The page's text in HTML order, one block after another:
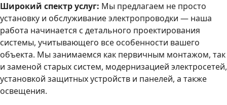
Широкий спектр услуг: Мы предлагаем не просто
установку и обслуживание электропроводки — наша
работа начинается с детального проектирования
системы, учитывающего все особенности вашего
объекта. Мы занимаемся как первичным монтажом, так
и заменой старых систем, модернизацией электросетей,
установкой защитных устройств и панелей, а также
освещения.